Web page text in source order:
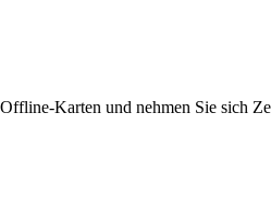
Karten und nehmen Sie sich